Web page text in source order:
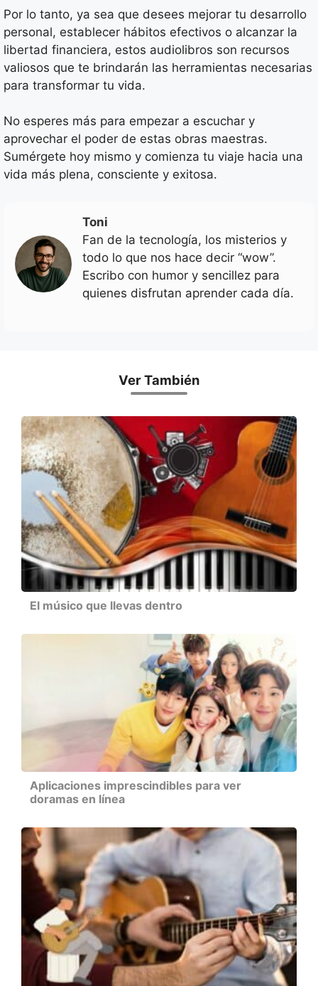
Por lo tanto, ya sea que desees mejorar tu desarrollo
personal, establecer hábitos efectivos o alcanzar la
libertad financiera, estos audiolibros son recursos
valiosos que te brindarán las herramientas necesarias
para transformar tu vida.
No esperes más para empezar a escuchar y
aprovechar el poder de estas obras maestras.
Sumérgete hoy mismo y comienza tu viaje hacia una
vida más plena, consciente y exitosa.
Toni
Fan de la tecnología, los misterios y
todo lo que nos hace decir “wow”.
Escribo con humor y sencillez para
quienes disfrutan aprender cada día.
Ver También
El músico que llevas dentro
Aplicaciones imprescindibles para ver
doramas en línea